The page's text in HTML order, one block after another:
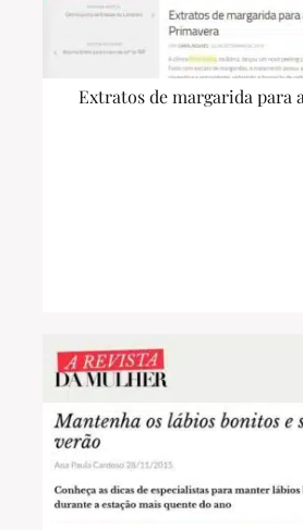
Extratos de margarida para